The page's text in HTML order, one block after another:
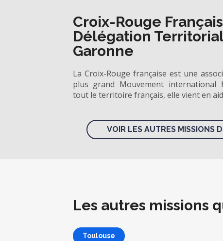
Croix-Rouge
Délégation
Garonne
La Croix-Rouge française est une
plus grand Mouvement international
tout le territoire français, elle vient en
VOIR LES AUTRES MISSIONS
Les autres missions
Toulouse